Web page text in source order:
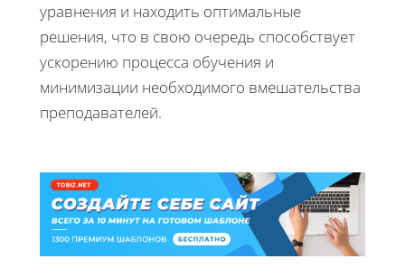
уравнения и находить оптимальные
решения, что в свою очередь способствует
ускорению процесса обучения и
минимизации необходимого вмешательства
преподавателей.